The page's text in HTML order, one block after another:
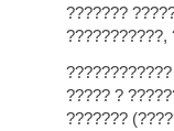
???????
???????????,
????? ?
???????